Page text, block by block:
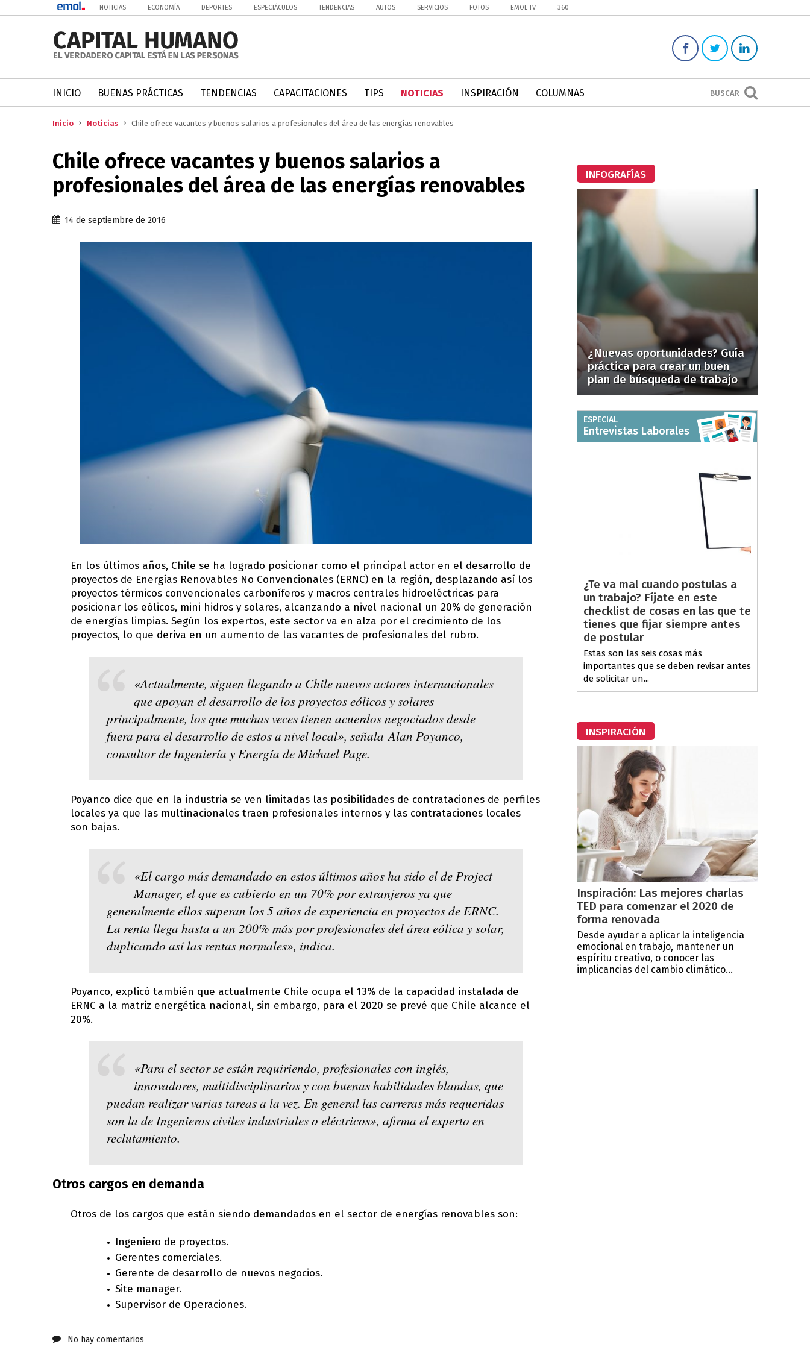
NOTICIAS ECONOMÍA DEPORTES ESPECTÁCULOS TENDENCIAS AUTOS SERVICIOS FOTOS EMOL TV 360
BUSCAR
INICIO BUENAS PRÁCTICAS TENDENCIAS CAPACITACIONES TIPS NOTICIAS INSPIRACIÓN COLUMNAS
Inicio Noticias Chile ofrece vacantes y buenos salarios a profesionales del área de las energías renovables
Chile ofrece vacantes y buenos salarios a
profesionales del área de las energías renovables
14 de septiembre de 2016
En los últimos años, Chile se ha logrado posicionar como el principal actor en el desarrollo de
proyectos de Energías Renovables No Convencionales (ERNC) en la región, desplazando así los
proyectos térmicos convencionales carboníferos y macros centrales hidroeléctricas para
posicionar los eólicos, mini hidros y solares, alcanzando a nivel nacional un 20% de generación
de energías limpias. Según los expertos, este sector va en alza por el crecimiento de los
proyectos, lo que deriva en un aumento de las vacantes de profesionales del rubro.
«Actualmente, siguen llegando a Chile nuevos actores internacionales
que apoyan el desarrollo de los proyectos eólicos y solares
principalmente, los que muchas veces tienen acuerdos negociados desde
fuera para el desarrollo de estos a nivel local», señala Alan Poyanco,
consultor de Ingeniería y Energía de Michael Page.
Poyanco dice que en la industria se ven limitadas las posibilidades de contrataciones de perfiles
locales ya que las multinacionales traen profesionales internos y las contrataciones locales
son bajas.
«El cargo más demandado en estos últimos años ha sido el de Project
Manager, el que es cubierto en un 70% por extranjeros ya que
generalmente ellos superan los 5 años de experiencia en proyectos de ERNC.
La renta llega hasta a un 200% más por profesionales del área eólica y solar,
duplicando así las rentas normales», indica.
Poyanco, explicó también que actualmente Chile ocupa el 13% de la capacidad instalada de
ERNC a la matriz energética nacional, sin embargo, para el 2020 se prevé que Chile alcance el
20%.
«Para el sector se están requiriendo, profesionales con inglés,
innovadores, multidisciplinarios y con buenas habilidades blandas, que
puedan realizar varias tareas a la vez. En general las carreras más requeridas
son la de Ingenieros civiles industriales o eléctricos», afirma el experto en
reclutamiento.
Otros cargos en demanda
Otros de los cargos que están siendo demandados en el sector de energías renovables son:
Ingeniero de proyectos.
Gerentes comerciales.
Gerente de desarrollo de nuevos negocios.
Site manager.
Supervisor de Operaciones.
No hay comentarios
INFOGRAFÍAS
¿Nuevas oportunidades? Guía
práctica para crear un buen
plan de búsqueda de trabajo
ESPECIAL
Entrevistas Laborales
¿Te va mal cuando postulas a
un trabajo? Fíjate en este
checklist de cosas en las que te
tienes que fijar siempre antes
de postular
Estas son las seis cosas más
importantes que se deben revisar antes
de solicitar un...
INSPIRACIÓN
Inspiración: Las mejores charlas
TED para comenzar el 2020 de
forma renovada
Desde ayudar a aplicar la inteligencia
emocional en trabajo, mantener un
espíritu creativo, o conocer las
implicancias del cambio climático...